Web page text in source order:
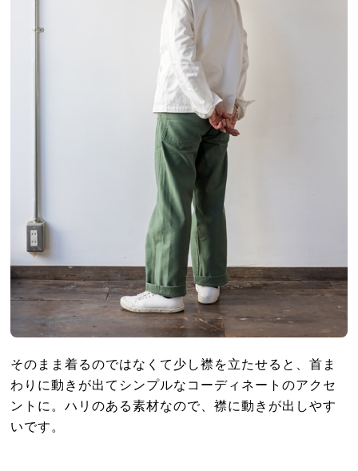
そのまま着るのではなくて少し襟を立たせると、首ま
わりに動きが出てシンプルなコーディネートのアクセ
ントに。ハリのある素材なので、襟に動きが出しやす
いです。